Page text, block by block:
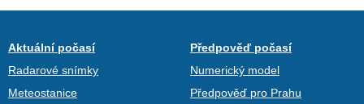
Aktuální počasí
Radarové snímky
Meteostanice
Předpověď počasí
Numerický model
Předpověď pro Prahu